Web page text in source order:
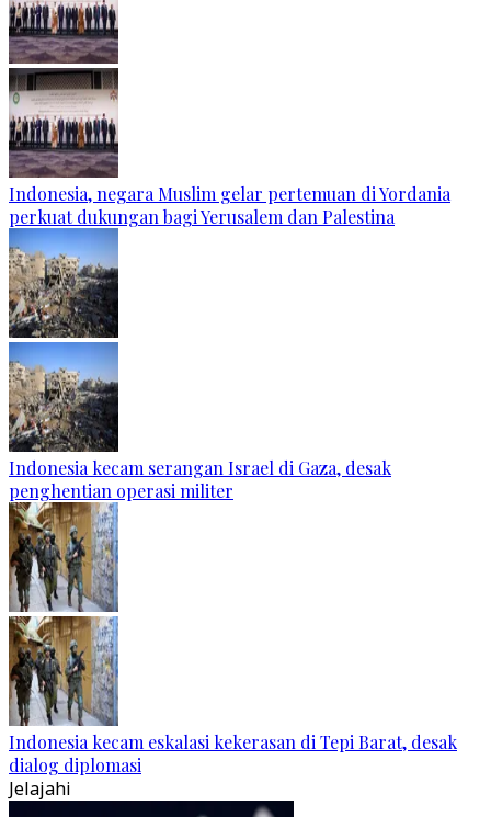
Indonesia, negara Muslim gelar pertemuan di Yordania
perkuat dukungan bagi Yerusalem dan Palestina
Indonesia kecam serangan Israel di Gaza, desak
penghentian operasi militer
Indonesia kecam eskalasi kekerasan di Tepi Barat, desak
dialog diplomasi
Jelajahi